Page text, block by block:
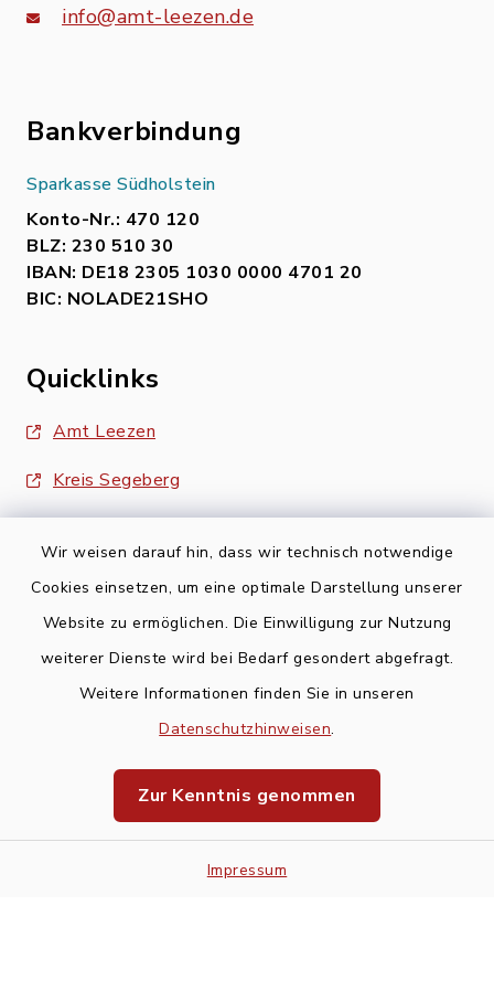
Wir weisen darauf hin, dass wir technisch notwendige
Cookies einsetzen, um eine optimale Darstellung unserer
Website zu ermöglichen. Die Einwilligung zur Nutzung
weiterer Dienste wird bei Bedarf gesondert abgefragt.
Weitere Informationen finden Sie in unseren
Datenschutzhinweisen.
Zur Kenntnis genommen
Impressum
info@amt-leezen.de
Bankverbindung
Sparkasse Südholstein
Konto-Nr.: 470 120
BLZ: 230 510 30
IBAN: DE18 2305 1030 0000 4701 20
BIC: NOLADE21SHO
Quicklinks
Amt Leezen
Kreis Segeberg
Barrierefreiheit
Impressum
Sitemap